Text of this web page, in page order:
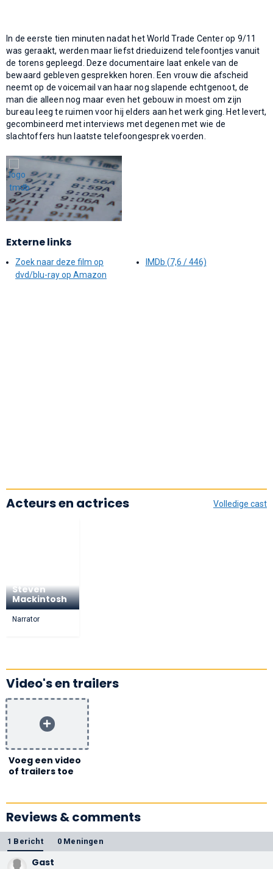
In de eerste tien minuten nadat het World Trade Center op 9/11
was geraakt, werden maar liefst drieduizend telefoontjes vanuit
de torens gepleegd. Deze documentaire laat enkele van de
bewaard gebleven gesprekken horen. Een vrouw die afscheid
neemt op de voicemail van haar nog slapende echtgenoot, de
man die alleen nog maar even het gebouw in moest om zijn
bureau leeg te ruimen voor hij elders aan het werk ging. Het levert,
gecombineerd met interviews met degenen met wie de
slachtoffers hun laatste telefoongesprek voerden.
Externe links
Zoek naar deze film op
dvd/blu-ray op Amazon
IMDb (7,6 / 446)
Volledige cast
Acteurs en actrices
Steven
Mackintosh
Narrator
Video's en trailers
Voeg een video
of trailers toe
Reviews & comments
1 Bericht 0 Meningen
Gast